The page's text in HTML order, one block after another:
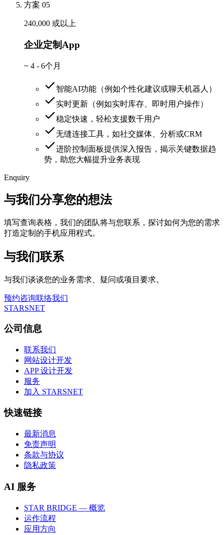
方案 05
240,000 或以上
企业定制App
~ 4 - 6个月
智能AI功能（例如个性化建议或聊天机器人）
实时更新（例如实时库存、即时用户操作）
稳定快速，轻松支援数千用户
无缝连接工具，如社交媒体、分析或CRM
进阶控制面板提供深入报告，揭示关键数据趋
势，助您大幅提升业务表现
Enquiry
与我们分享您的想法
填写查询表格，我们的团队将与您联系，探讨如何为您的需求
打造定制的手机应用程式。
与我们联系
与我们谈谈您的业务需求、疑问或项目要求。
预约咨询联络我们
STARSNET
公司信息
联系我们
网站设计开发
APP 设计开发
服务
加入 STARSNET
快速链接
最新消息
免责声明
条款与协议
隐私政策
AI 服务
STAR BRIDGE — 概览
运作流程
应用方向